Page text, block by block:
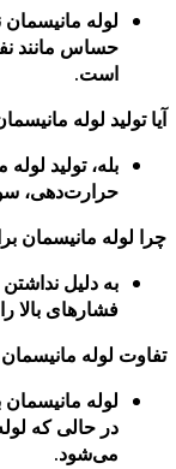
لوله
حساس مانند
است.
آیا تولید لوله
بله، تولید
حرارت‌دهی،
چرا لوله مانیسمان
به دلیل
فشارهای بالا
تفاوت لوله
لوله
در حالی که
می‌شود.